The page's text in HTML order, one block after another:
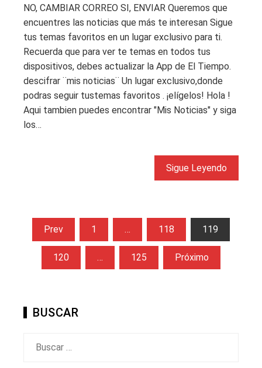
NO, CAMBIAR CORREO SI, ENVIAR Queremos que
encuentres las noticias que más te interesan Sigue
tus temas favoritos en un lugar exclusivo para ti.
Recuerda que para ver te temas en todos tus
dispositivos, debes actualizar la App de El Tiempo.
descifrar ¨mis noticias¨ Un lugar exclusivo,donde
podras seguir tustemas favoritos . ¡elígelos! Hola !
Aqui tambien puedes encontrar "Mis Noticias" y siga
los…
Sigue Leyendo
Paginación
de
Prev 1 … 118 119
120 … 125 Próximo
BUSCAR